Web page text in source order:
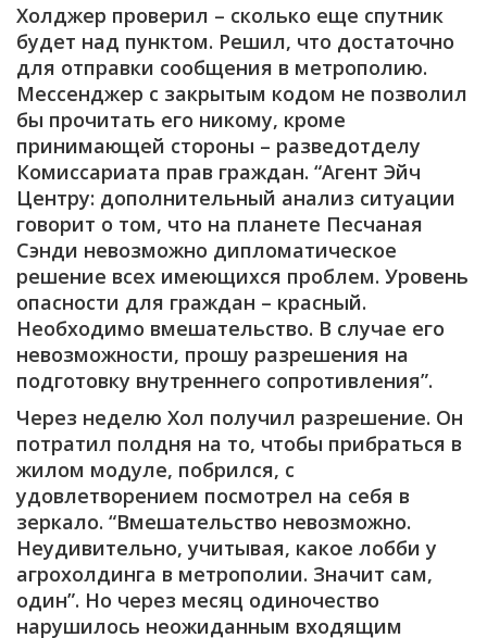
Холджер проверил – сколько еще спутник
будет над пунктом. Решил, что достаточно
для отправки сообщения в метрополию.
Мессенджер с закрытым кодом не позволил
бы прочитать его никому, кроме
принимающей стороны – разведотделу
Комиссариата прав граждан. “Агент Эйч
Центру: дополнительный анализ ситуации
говорит о том, что на планете Песчаная
Сэнди невозможно дипломатическое
решение всех имеющихся проблем. Уровень
опасности для граждан – красный.
Необходимо вмешательство. В случае его
невозможности, прошу разрешения на
подготовку внутреннего сопротивления”.
Через неделю Хол получил разрешение. Он
потратил полдня на то, чтобы прибраться в
жилом модуле, побрился, с
удовлетворением посмотрел на себя в
зеркало. “Вмешательство невозможно.
Неудивительно, учитывая, какое лобби у
агрохолдинга в метрополии. Значит сам,
один”. Но через месяц одиночество
нарушилось неожиданным входящим